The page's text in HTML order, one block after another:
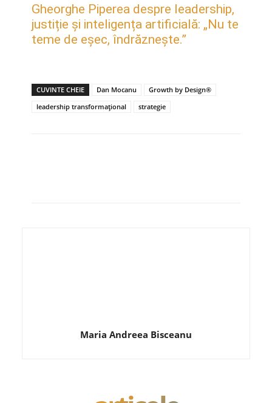
Gheorghe Piperea despre leadership,
justiție și inteligența artificială: „Nu te
teme de eșec, îndrăznește.”
CUVINTE CHEIE Dan Mocanu
Growth by Design®
leadership transformațional
strategie
Maria Andreea Bisceanu